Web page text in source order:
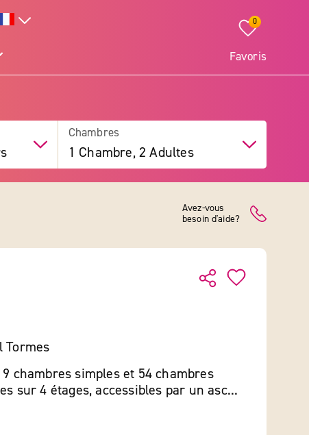
0
Favoris
Chambres
1 Chambre, 2 Adultes
Avez-vous
besoin d'aide?
Tormes
chambres simples et 54 chambres
sur 4 étages, accessibles par un asc...